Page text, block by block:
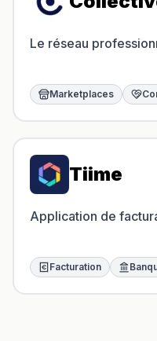
Le réseau
Marketplaces
Tiime
Application de
Facturation